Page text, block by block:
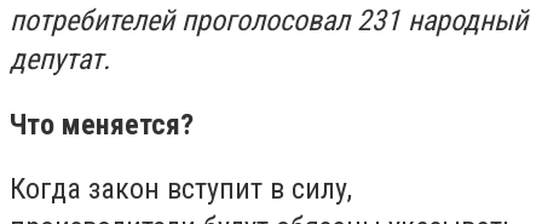
потребителей проголосовал 231 народный
депутат.
Что меняется?
Когда закон вступит в силу,